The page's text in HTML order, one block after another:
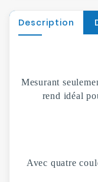
Description
Mesurant
rend idéal
Avec quatre